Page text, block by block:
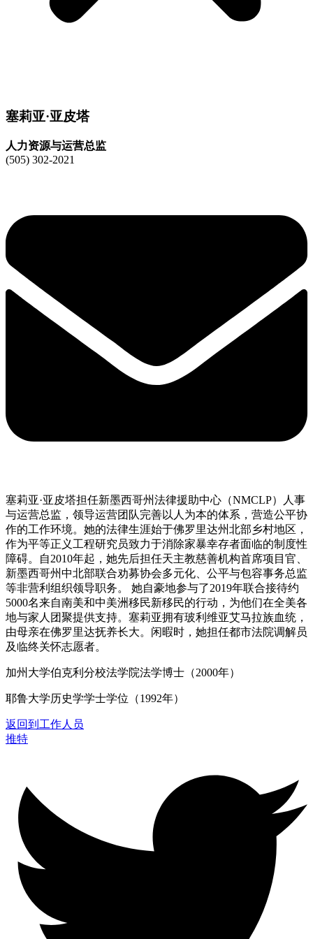
塞莉亚·亚皮塔
人力资源与运营总监
(505) 302-2021
塞莉亚·亚皮塔担任新墨西哥州法律援助中心（NMCLP）人事
与运营总监，领导运营团队完善以人为本的体系，营造公平协
作的工作环境。她的法律生涯始于佛罗里达州北部乡村地区，
作为平等正义工程研究员致力于消除家暴幸存者面临的制度性
障碍。自2010年起，她先后担任天主教慈善机构首席项目官、
新墨西哥州中北部联合劝募协会多元化、公平与包容事务总监
等非营利组织领导职务。 她自豪地参与了2019年联合接待约
5000名来自南美和中美洲移民新移民的行动，为他们在全美各
地与家人团聚提供支持。塞莉亚拥有玻利维亚艾马拉族血统，
由母亲在佛罗里达抚养长大。闲暇时，她担任都市法院调解员
及临终关怀志愿者。
加州大学伯克利分校法学院法学博士（2000年）
耶鲁大学历史学学士学位（1992年）
返回到工作人员
推特